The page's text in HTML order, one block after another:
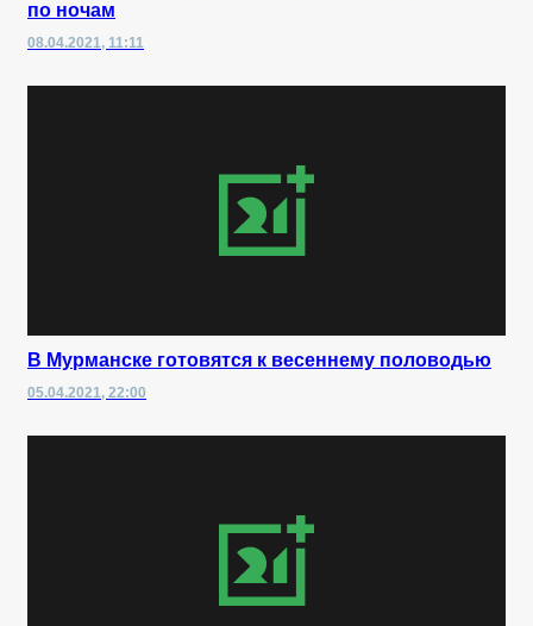
по ночам
08.04.2021, 11:11
В Мурманске готовятся к весеннему половодью
05.04.2021, 22:00